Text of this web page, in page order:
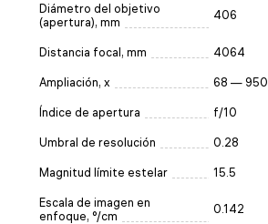
Diámetro del objetivo
(apertura), mm
406
Distancia focal, mm 4064
Ampliación, x 68 — 950
Índice de apertura f/10
Umbral de resolución 0.28
Magnitud límite estelar 15.5
Escala de imagen en
enfoque, °/cm
0.142